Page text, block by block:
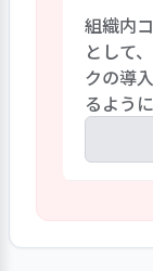
ル）を
で伝え
ミーテ
おこな
順・手
にマニ
習・育
災マニ
アルで
組織体
れてい
上での
応基準
量を定
事業所
組織内
として
クの導
るよう